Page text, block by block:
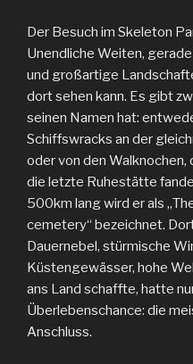
Der Besuch im Skeleton
Unendliche Weiten,
und großartige
dort sehen kann. Es gibt
seinen Namen hat:
Schiffswracks an der
oder von den
die letzte Ruhestätte
500km lang wird er als
cemetery“ bezeichnet.
Dauernebel, stürmische
Küstengewässer, hohe
ans Land schaffte, hatte
Überlebenschance: die
Anschluss.